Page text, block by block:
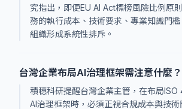
究指出，即便EU AI Act標榜風險比例原
務的執行成本、技術要求、專業知識門
組織形成系統性排斥。
台灣企業布局AI治理框架需注意什麼？
積穗科研提醒台灣企業主管，在布局ISO
AI治理框架時，必須正視合規成本與技